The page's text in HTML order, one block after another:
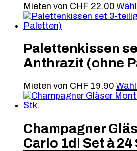
Mieten von CHF 22.00
Palettenkissen
Anthrazit (ohne
Mieten von CHF 19.90
Champagner
Carlo 1dl Set à 24